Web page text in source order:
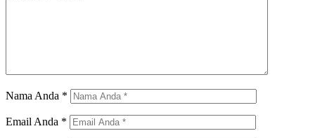
Nama Anda *
Email Anda *